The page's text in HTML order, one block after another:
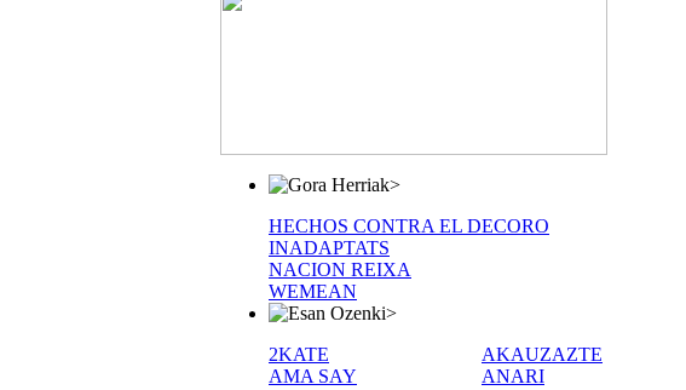
>
HECHOS CONTRA EL DECORO
INADAPTATS
NACION REIXA
WEMEAN
>
2KATE
AKAUZAZTE
AMA SAY
ANARI